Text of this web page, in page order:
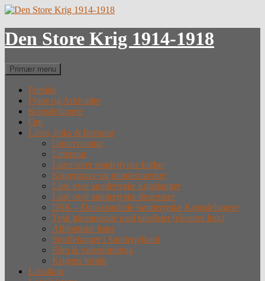
Hop
indhold
Den Store Krig 1914-1918
Søg
Primær menu
Forside
Fotos og Arkivalier
Krigsdeltagere
Om
Lister, links & litteratur
Undervisning
Litteratur
Lister over sønderjyske faldne
Krigergrave og mindesmærker
Liste over sønderjyske krigsfanger
Liste over sønderjyske desertører
DSK – Dansksindede Sønderjyske Krigsdeltagere
Tysk hjemmeside med tabslister (eksternt link)
Alfabetiske lister
Straffefanger i Sønderjylland
Film & videoforedrag
Krigens forløb
Leksikon